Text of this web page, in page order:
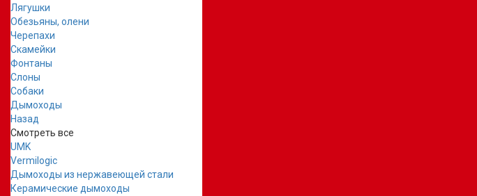
Лягушки
Обезьяны, олени
Черепахи
Скамейки
Фонтаны
Слоны
Собаки
Дымоходы
Назад
Смотреть все
UMK
Vermilogic
Дымоходы из нержавеющей стали
Керамические дымоходы